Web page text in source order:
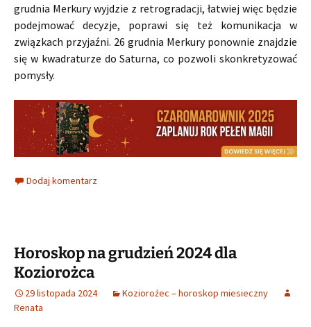
grudnia Merkury wyjdzie z retrogradacji, łatwiej więc będzie
podejmować decyzje, poprawi się też komunikacja w
związkach przyjaźni. 26 grudnia Merkury ponownie znajdzie
się w kwadraturze do Saturna, co pozwoli skonkretyzować
pomysły.
Dodaj komentarz
Horoskop na grudzień 2024 dla
Koziorożca
29 listopada 2024
Koziorożec – horoskop miesieczny
Renata